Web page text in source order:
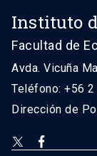
Instituto
Facultad de
Avda. Vicuña
Teléfono: +56
Dirección de